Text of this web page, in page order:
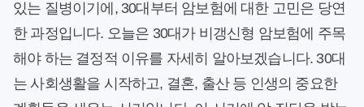
있는 질병이기에, 30대부터 암보험에 대한 고민은 당연
한 과정입니다. 오늘은 30대가 비갱신형 암보험에 주목
해야 하는 결정적 이유를 자세히 알아보겠습니다. 30대
는 사회생활을 시작하고, 결혼, 출산 등 인생의 중요한